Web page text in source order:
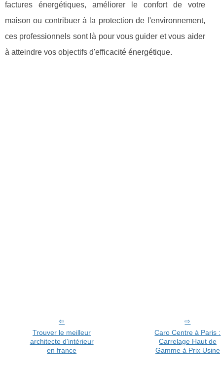
factures énergétiques, améliorer le confort de votre
maison ou contribuer à la protection de l'environnement,
ces professionnels sont là pour vous guider et vous aider
à atteindre vos objectifs d'efficacité énergétique.
Trouver le meilleur
architecte d'intérieur
en france
Caro Centre à Paris :
Carrelage Haut de
Gamme à Prix Usine